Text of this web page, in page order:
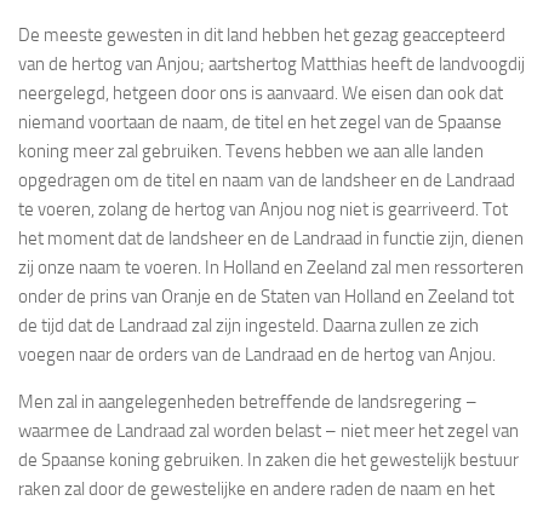
De meeste gewesten in dit land hebben het gezag geaccepteerd
van de hertog van Anjou; aartshertog Matthias heeft de landvoogdij
neergelegd, hetgeen door ons is aanvaard. We eisen dan ook dat
niemand voortaan de naam, de titel en het zegel van de Spaanse
koning meer zal gebruiken. Tevens hebben we aan alle landen
opgedragen om de titel en naam van de landsheer en de Landraad
te voeren, zolang de hertog van Anjou nog niet is gearriveerd. Tot
het moment dat de landsheer en de Landraad in functie zijn, dienen
zij onze naam te voeren. In Holland en Zeeland zal men ressorteren
onder de prins van Oranje en de Staten van Holland en Zeeland tot
de tijd dat de Landraad zal zijn ingesteld. Daarna zullen ze zich
voegen naar de orders van de Landraad en de hertog van Anjou.
Men zal in aangelegenheden betreffende de landsregering –
waarmee de Landraad zal worden belast – niet meer het zegel van
de Spaanse koning gebruiken. In zaken die het gewestelijk bestuur
raken zal door de gewestelijke en andere raden de naam en het